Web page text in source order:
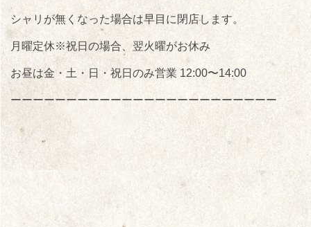
シャリが無くなった場合は早目に閉店します。
月曜定休※祝日の場合、翌火曜がお休み
お昼は金・土・日・祝日のみ営業 12:00〜14:00
ーーーーーーーーーーーーーーーーーーーーーーーー